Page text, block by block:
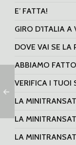
E’ FATTA!
GIRO D’ITALIA
DOVE VAI SE LA
ABBIAMO
VERIFICA I TUOI
LA
LA
LA